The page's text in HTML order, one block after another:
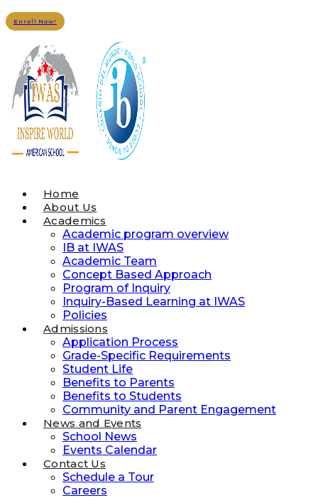
Enroll Now!
Home
About Us
Academics
Academic program overview
IB at IWAS
Academic Team
Concept Based Approach
Program of Inquiry
Inquiry-Based Learning at IWAS
Policies
Admissions
Application Process
Grade-Specific Requirements
Student Life
Benefits to Parents
Benefits to Students
Community and Parent Engagement
News and Events
School News
Events Calendar
Contact Us
Schedule a Tour
Careers